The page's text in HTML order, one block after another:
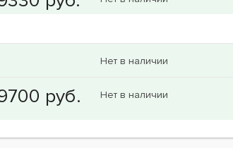
Нет в наличии
Нет в наличии